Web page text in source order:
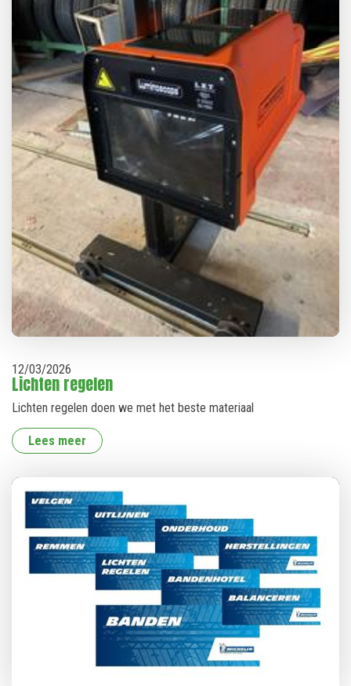
12/03/2026
Lichten regelen
Lichten regelen doen we met het beste materiaal
Lees meer